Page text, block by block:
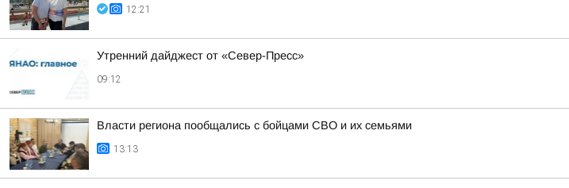
12:21
Утренний дайджест от «Север-Пресс»
09:12
Власти региона пообщались с бойцами СВО и их семьями
13:13